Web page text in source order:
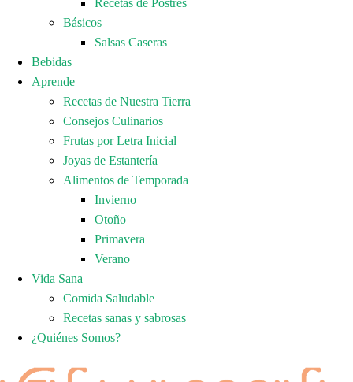
Recetas de Postres
Básicos
Salsas Caseras
Bebidas
Aprende
Recetas de Nuestra Tierra
Consejos Culinarios
Frutas por Letra Inicial
Joyas de Estantería
Alimentos de Temporada
Invierno
Otoño
Primavera
Verano
Vida Sana
Comida Saludable
Recetas sanas y sabrosas
¿Quiénes Somos?